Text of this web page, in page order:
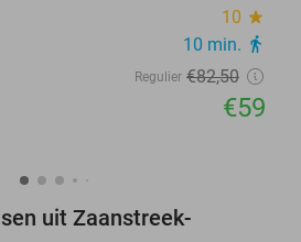
10 star
10 min. directions_walk
Regulier €82,50
€59
uit Zaanstreek-